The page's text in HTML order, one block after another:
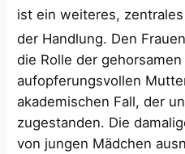
ist ein weiteres,
der Handlung. Den
die Rolle der
aufopferungsvollen
akademischen Fall, der
zugestanden. Die
von jungen Mädchen